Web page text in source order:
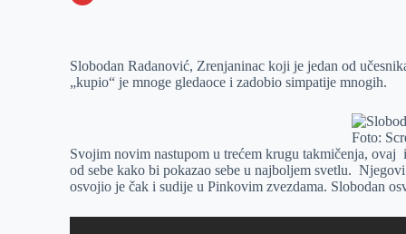
e
r
I
n
s
A
a
i
Slobodan Radanović, Zrenjaninac koji je jedan od
„kupio“ je mnoge gledaoce i zadobio simpatije mnogih.
Foto:
Svojim novim nastupom u trećem krugu takmičenja, ovaj
od sebe kako bi pokazao sebe u najboljem svetlu.
osvojio je čak i sudije u Pinkovim zvezdama. Slobodan